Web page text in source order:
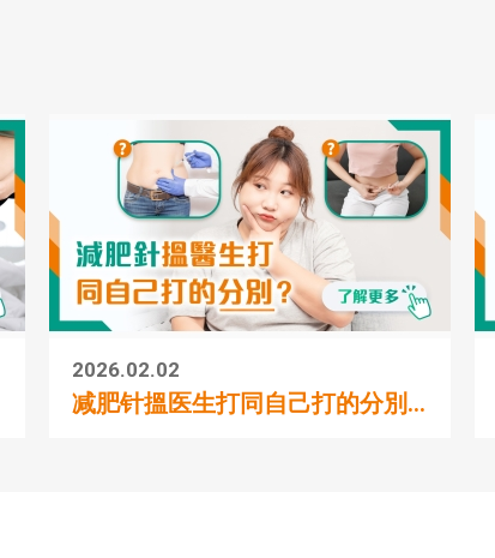
2026.02.02
减肥针搵医生打同自己打的分別...